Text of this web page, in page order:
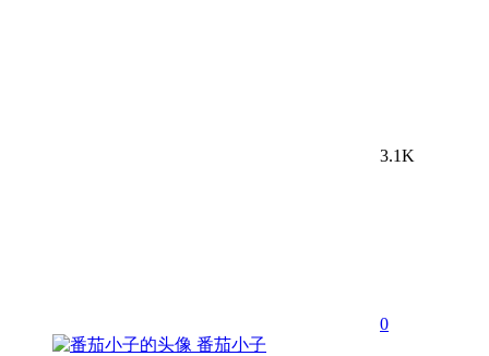
3.1K
0
番茄小子